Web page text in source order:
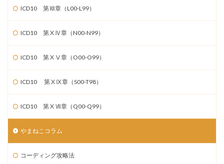
ICD10 第Ⅻ章（L00-L99）
ICD10 第ⅩⅣ章（N00-N99）
ICD10 第ⅩⅤ章（O00-O99）
ICD10 第ⅩⅨ章（S00-T98）
ICD10 第ⅩⅦ章（Q00-Q99）
やまねこコラム
コーディング攻略法